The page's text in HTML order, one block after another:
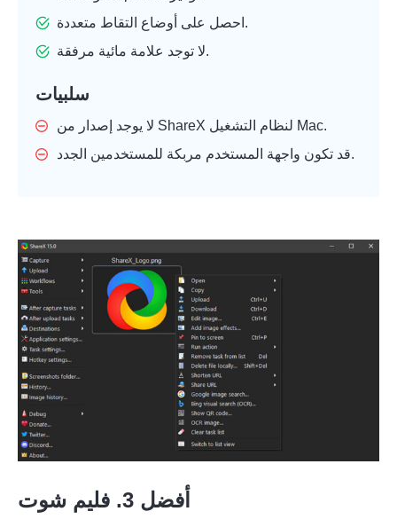
احصل على أوضاع التقاط متعددة.
لا توجد علامة مائية مرفقة.
سلبيات
لا يوجد إصدار من ShareX لنظام التشغيل Mac.
قد تكون واجهة المستخدم مربكة للمستخدمين الجدد.
أفضل 3. فليم شوت